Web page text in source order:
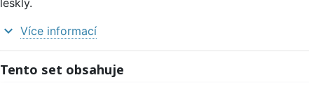
lesklý.
expand_more Více informací
Tento set obsahuje